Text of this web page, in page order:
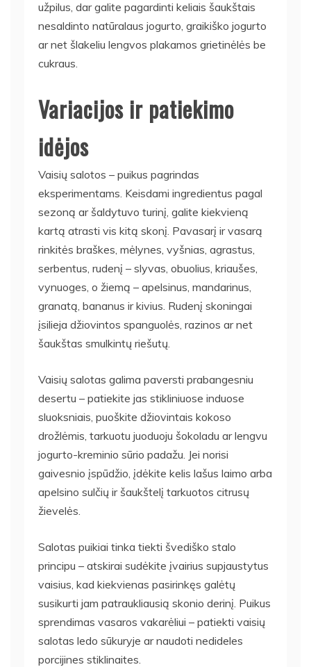
užpilus, dar galite pagardinti keliais šaukštais
nesaldinto natūralaus jogurto, graikiško jogurto
ar net šlakeliu lengvos plakamos grietinėlės be
cukraus.
Variacijos ir patiekimo
idėjos
Vaisių salotos – puikus pagrindas
eksperimentams. Keisdami ingredientus pagal
sezoną ar šaldytuvo turinį, galite kiekvieną
kartą atrasti vis kitą skonį. Pavasarį ir vasarą
rinkitės braškes, mėlynes, vyšnias, agrastus,
serbentus, rudenį – slyvas, obuolius, kriaušes,
vynuoges, o žiemą – apelsinus, mandarinus,
granatą, bananus ir kivius. Rudenį skoningai
įsilieja džiovintos spanguolės, razinos ar net
šaukštas smulkintų riešutų.
Vaisių salotas galima paversti prabangesniu
desertu – patiekite jas stikliniuose induose
sluoksniais, puoškite džiovintais kokoso
drožlėmis, tarkuotu juoduoju šokoladu ar lengvu
jogurto-kreminio sūrio padažu. Jei norisi
gaivesnio įspūdžio, įdėkite kelis lašus laimo arba
apelsino sulčių ir šaukštelį tarkuotos citrusų
žievelės.
Salotas puikiai tinka tiekti švediško stalo
principu – atskirai sudėkite įvairius supjaustytus
vaisius, kad kiekvienas pasirinkęs galėtų
susikurti jam patraukliausią skonio derinį. Puikus
sprendimas vasaros vakarėliui – patiekti vaisių
salotas ledo sūkuryje ar naudoti nedideles
porcijines stiklinaites.